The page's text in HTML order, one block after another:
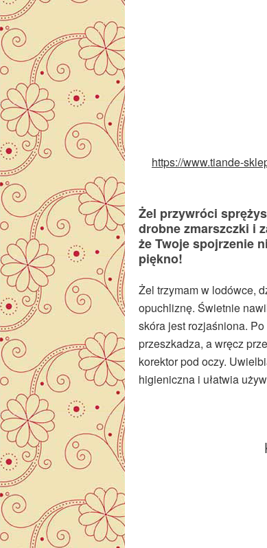
https://www.tiande-
Żel przywróci
drobne zmarszczki i
że Twoje spojrzenie
piękno!
Żel trzymam w lodówce,
opuchliznę. Świetnie
skóra jest rozjaśniona.
przeszkadza, a wręcz
korektor pod oczy.
higieniczna i ułatwia